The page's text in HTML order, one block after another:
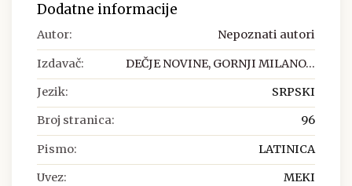
Dodatne informacije
Autor: Nepoznati autori
Izdavač: DEČJE NOVINE, GORNJI MILANO...
Jezik: SRPSKI
Broj stranica: 96
Pismo: LATINICA
Uvez: MEKI